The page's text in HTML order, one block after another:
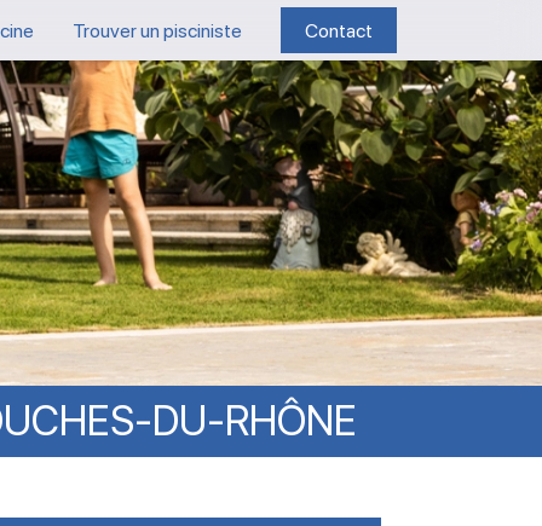
Trouver un pisciniste Contact
DU-RHÔNE